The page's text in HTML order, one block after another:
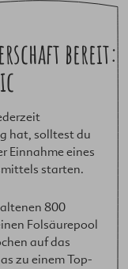
bereit:
hat, solltest du
Einnahme eines
starten.
800
Folsäurepool
auf das
zu einem Top-